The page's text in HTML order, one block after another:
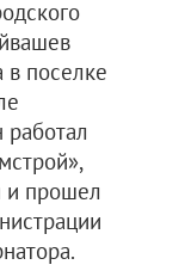
в поселке
и прошел